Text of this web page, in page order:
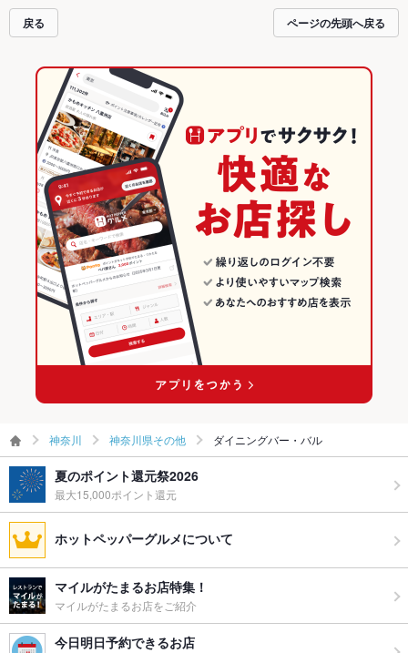
も、デートやパーティーにもお得に便利にホットペッパーグルメをご利用くだ
さい。
戻る ページの先頭へ戻る
神奈川 神奈川県その他 ダイニングバー・バル
夏のポイント還元祭2026
最大15,000ポイント還元
ホットペッパーグルメについて
マイルがたまるお店特集！
マイルがたまるお店をご紹介
今日明日予約できるお店